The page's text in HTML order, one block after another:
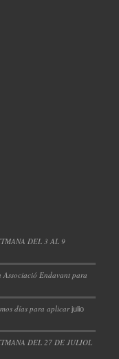
DEL 3 AL 9
Endavant para
días para aplicar julio
DEL 27 DE JULIOL